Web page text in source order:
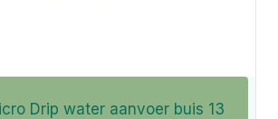
Drip water aanvoer buis 13